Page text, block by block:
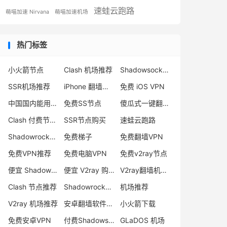
萌喵加速 Nirvana 萌喵加速机场 速蛙云跑路
热门标签
小火箭节点 Clash 机场推荐
Shadowsocks 付费节点
SSR机场推荐
iPhone 翻墙代理软件
免费 iOS VPN
中国国内能用的翻墙VPN推荐
免费SS节点
傻瓜式一键翻墙VPN客户端
Clash 付费节点购买
SSR节点购买
速蛙云跑路
Shadowrocket 地址
免费梯子
免费翻墙VPN
免费VPN推荐
免费电脑VPN
免费v2ray节点
便宜 Shadowsocks 购买
便宜 V2ray 购买
V2ray翻墙机场推荐
Clash 节点推荐
Shadowrocket 付费节点
机场推荐
V2ray 机场推荐
安卓翻墙软件下载
小火箭下载
免费安卓VPN
付费Shadowsocks推荐 GLaDOS 机场